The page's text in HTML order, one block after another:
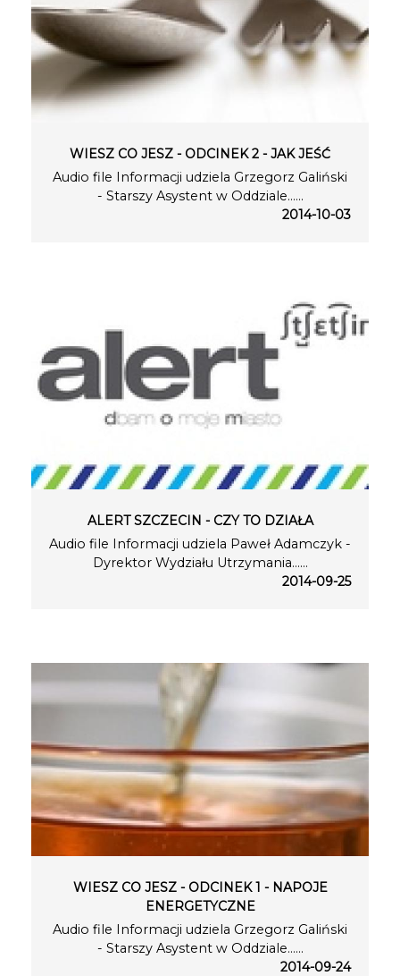
WIESZ CO JESZ - ODCINEK 2 - JAK JEŚĆ
Audio file Informacji udziela Grzegorz Galiński
- Starszy Asystent w Oddziale…...
2014-10-03
ALERT SZCZECIN - CZY TO DZIAŁA
Audio file Informacji udziela Paweł Adamczyk -
Dyrektor Wydziału Utrzymania…...
2014-09-25
WIESZ CO JESZ - ODCINEK 1 - NAPOJE
ENERGETYCZNE
Audio file Informacji udziela Grzegorz Galiński
- Starszy Asystent w Oddziale…...
2014-09-24